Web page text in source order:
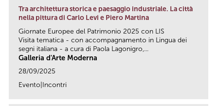
Tra architettura storica e paesaggio industriale. La città
nella pittura di Carlo Levi e Piero Martina
Giornate Europee del Patrimonio 2025 con LIS
Visita tematica - con accompagnamento in Lingua dei
segni italiana - a cura di Paola Lagonigro,...
Galleria d'Arte Moderna
28/09/2025
Evento|Incontri